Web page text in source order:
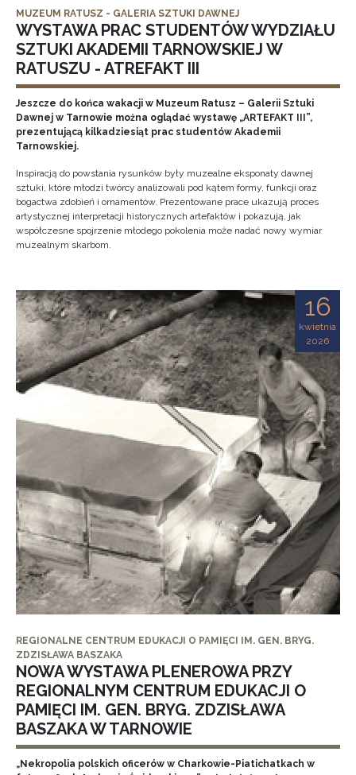
MUZEUM RATUSZ - GALERIA SZTUKI DAWNEJ
WYSTAWA PRAC STUDENTÓW WYDZIAŁU
SZTUKI AKADEMII TARNOWSKIEJ W
RATUSZU - ATREFAKT III
Jeszcze do końca wakacji w Muzeum Ratusz – Galerii Sztuki
Dawnej w Tarnowie można oglądać wystawę „ARTEFAKT III”,
prezentującą kilkadziesiąt prac studentów Akademii
Tarnowskiej.
Inspiracją do powstania rysunków były muzealne eksponaty dawnej
sztuki, które młodzi twórcy analizowali pod kątem formy, funkcji oraz
bogactwa zdobień i ornamentów. Prezentowane prace ukazują proces
artystycznej interpretacji historycznych artefaktów i pokazują, jak
współczesne spojrzenie młodego pokolenia może nadać nowy wymiar
muzealnym skarbom.
16
kwietnia
2026
REGIONALNE CENTRUM EDUKACJI O PAMIĘCI IM. GEN. BRYG.
ZDZISŁAWA BASZAKA
NOWA WYSTAWA PLENEROWA PRZY
REGIONALNYM CENTRUM EDUKACJI O
PAMIĘCI IM. GEN. BRYG. ZDZISŁAWA
BASZAKA W TARNOWIE
„Nekropolia polskich oficerów w Charkowie-Piatichatkach w